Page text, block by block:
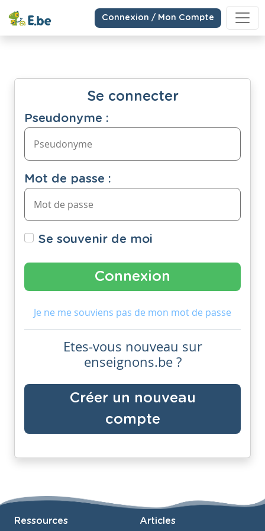
Connexion / Mon Compte
Se connecter
Pseudonyme :
Mot de passe :
Se souvenir de moi
Je ne me souviens pas de mon mot de passe
Etes-vous nouveau sur
enseignons.be ?
Créer un nouveau
compte
Ressources Articles